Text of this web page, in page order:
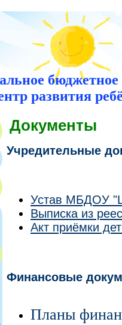
бюджетное
развития
Документы
Учредительные
Устав МБДОУ
Выписка из
Акт приёмки
Финансовые
Планы